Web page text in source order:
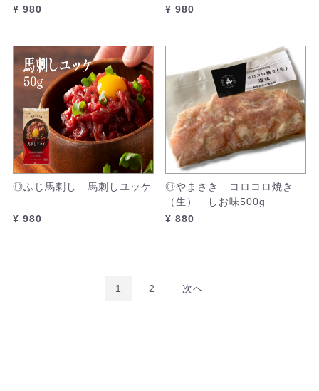
¥ 980
¥ 980
◎ふじ馬刺し 馬刺しユッケ
¥ 980
◎やまさき コロコロ焼き
（生） しお味500g
¥ 880
1 2 次へ